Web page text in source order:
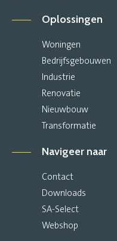
Oplossingen
Woningen
Bedrijfsgebouwen
Industrie
Renovatie
Nieuwbouw
Transformatie
Navigeer naar
Contact
Downloads
SA-Select
Webshop